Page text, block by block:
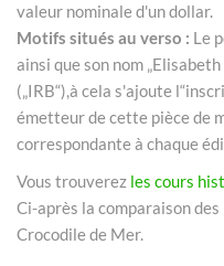
valeur nominale d'un dollar.
Motifs situés au verso : Le
ainsi que son nom
(„IRB“),à cela s'ajoute
émetteur de cette pièce de
correspondante à chaque
Vous trouverez les cours
Ci-après la comparaison
Crocodile de Mer.